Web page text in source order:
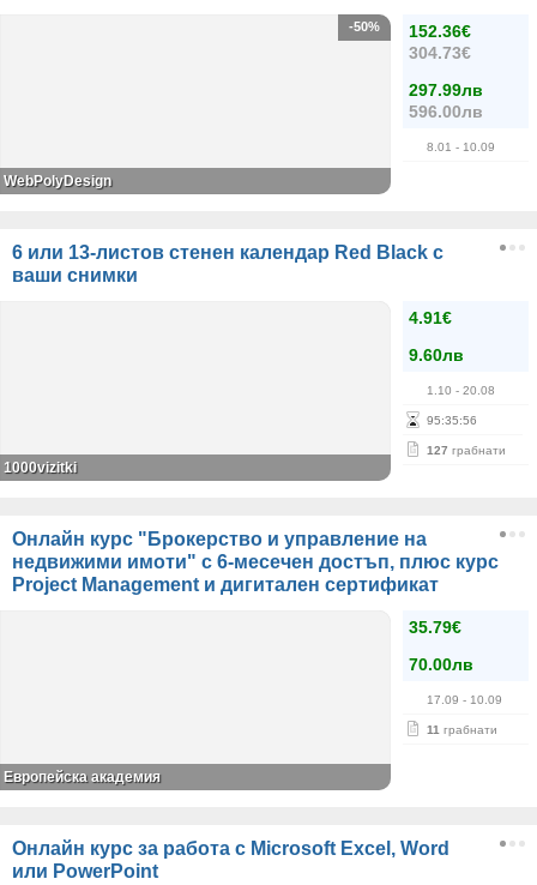
152.36€
304.73€
297.99лв
596.00лв
8.01 - 10.09
-50%
WebPolyDesign
6 или 13-листов стенен календар Red Black с
ваши снимки
4.91€
9.60лв
1.10 - 20.08
95:35:56
127 грабнати
1000vizitki
Онлайн курс "Брокерство и управление на
недвижими имоти" с 6-месечен достъп, плюс курс
Project Management и дигитален сертификат
35.79€
70.00лв
17.09 - 10.09
11 грабнати
Европейска академия
Онлайн курс за работа с Microsoft Excel, Word
или PowerPoint